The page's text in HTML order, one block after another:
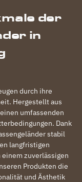
der
in
durch ihre
Hergestellt aus
umfassenden
Dank
stabil
langfristigen
einem zuverlässigen
Produkten die
und Ästhetik